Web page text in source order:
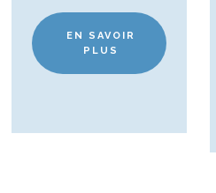
EN SAVOIR
PLUS